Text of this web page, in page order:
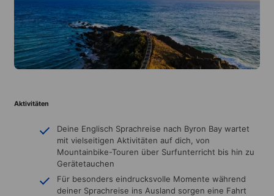
Aktivitäten
Deine Englisch Sprachreise nach Byron Bay wartet
mit vielseitigen Aktivitäten auf dich, von
Mountainbike-Touren über Surfunterricht bis hin zu
Gerätetauchen
Für besonders eindrucksvolle Momente während
deiner Sprachreise ins Ausland sorgen eine Fahrt